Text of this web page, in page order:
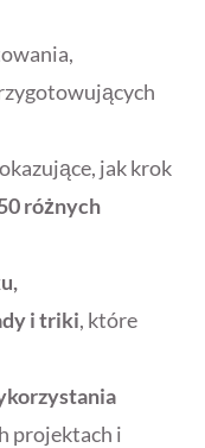
jak krok
różnych
i triki, które
projektach i